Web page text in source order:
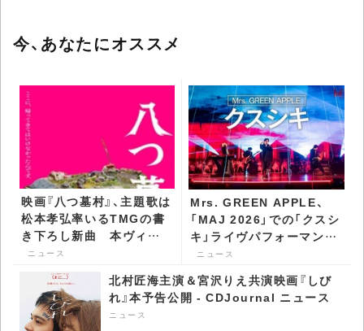
今、あなたにオススメ
映画『八つ墓村』、主題歌は
松本孝弘率いるTMGの書
き下ろし新曲 本ヴィジ
ュアル＆予告も公開 -
CDJournal ニュース
ニュース
Mrs. GREEN APPLE、
「MAJ 2026」での「クスシ
キ」ライヴパフォーマンス
を公開 - CDJournal ニュ
ース
ニュース
北村匠海主演＆宮沢りえ共演映画『しび
れ』本予告公開 - CDJournal ニュース
ニュース